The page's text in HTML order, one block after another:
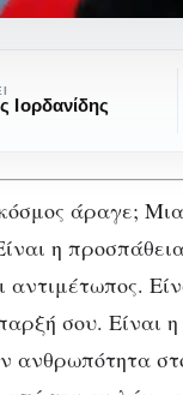
Ιορδανίδης
άραγε;
η
αντιμέτωπος.
σου. Είναι
ανθρωπότητα